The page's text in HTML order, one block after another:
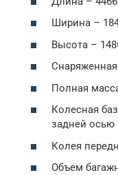
Ширина –
Высота –
Полная
Колесная
задней осью
Колея
Объем